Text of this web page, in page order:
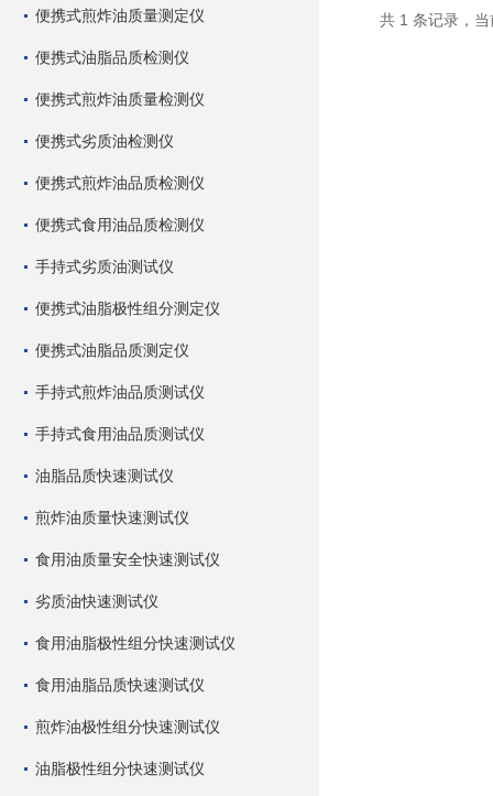
便携式煎炸油质量测定仪
便携式油脂品质检测仪
便携式煎炸油质量检测仪
便携式劣质油检测仪
便携式煎炸油品质检测仪
便携式食用油品质检测仪
手持式劣质油测试仪
便携式油脂极性组分测定仪
便携式油脂品质测定仪
手持式煎炸油品质测试仪
手持式食用油品质测试仪
油脂品质快速测试仪
煎炸油质量快速测试仪
食用油质量安全快速测试仪
劣质油快速测试仪
食用油脂极性组分快速测试仪
食用油脂品质快速测试仪
煎炸油极性组分快速测试仪
油脂极性组分快速测试仪
共 1 条记录，